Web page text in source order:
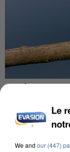
APRÈS
DE FAUNE
Le
We and our (447)